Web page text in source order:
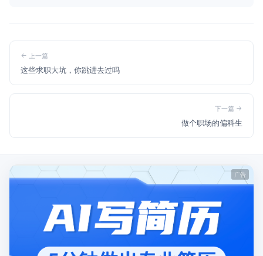
上一篇
这些求职大坑，你跳进去过吗
下一篇
做个职场的偏科生